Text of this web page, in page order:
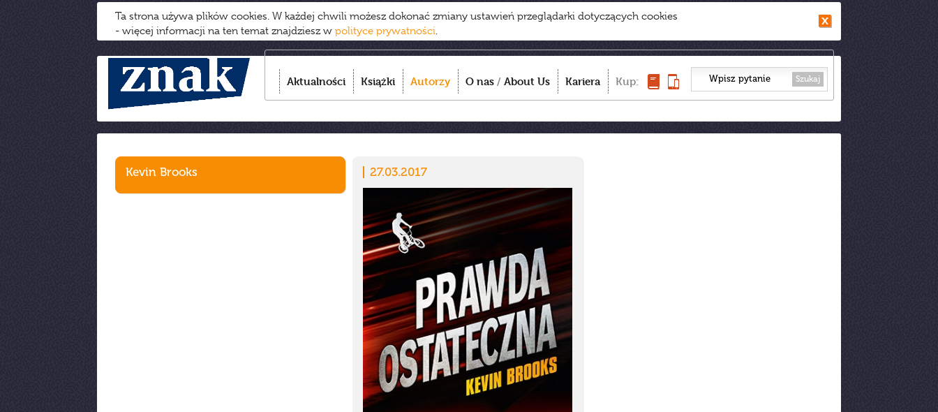
Ta strona używa plików cookies. W każdej chwili możesz dokonać zmiany ustawień przeglądarki dotyczących cookies
- więcej informacji na ten temat znajdziesz w polityce prywatności.
Aktualności Książki Autorzy O nas / About Us Kariera Kup: Szukaj
Kevin Brooks 27.03.2017